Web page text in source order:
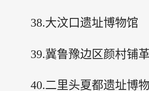
38.大汶口遗址博物馆
39.冀鲁豫边区颜村铺
40.二里头夏都遗址博